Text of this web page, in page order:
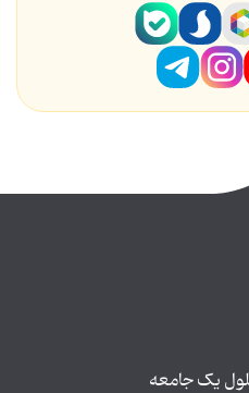
یک جامعه